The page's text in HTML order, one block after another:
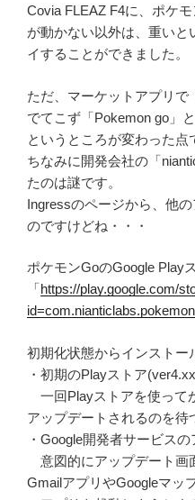
Covia FLEAZ F4に、ポケ
が動かない以外は、重いと
イすることができました。
ただ、マーケットアプリで
でてこず「Pokemon go」
というところが変わった点
ちなみに開発会社の「
たのは謎です。
Ingressのページから、他
のですけどね・・・
ポケモンGoのGoogle Play
「 https://play.google.com/
初期化状態からインストー
・初期のPlayストア
一回Playストアを使って
アップデートされるのを待
・Google開発者サービス
意図的にアップデート画
GmailアプリやGoogleマッ